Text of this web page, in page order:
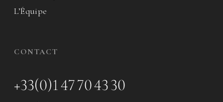
L’Équipe
CONTACT
+33(0)1 47 70 43 30